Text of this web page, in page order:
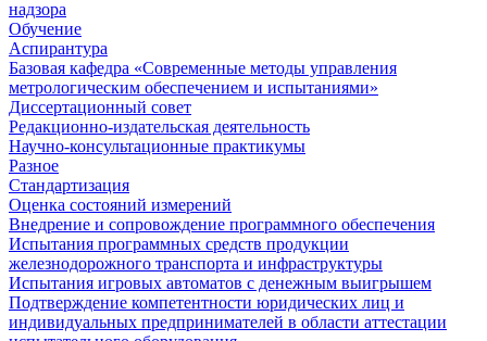
надзора
Обучение
Аспирантура
Базовая кафедра «Современные методы управления
метрологическим обеспечением и испытаниями»
Диссертационный совет
Редакционно-издательская деятельность
Научно-консультационные практикумы
Разное
Стандартизация
Оценка состояний измерений
Внедрение и сопровождение программного обеспечения
Испытания программных средств продукции
железнодорожного транспорта и инфраструктуры
Испытания игровых автоматов с денежным выигрышем
Подтверждение компетентности юридических лиц и
индивидуальных предпринимателей в области аттестации